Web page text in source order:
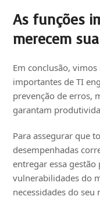
As funções
merecem
Em conclusão,
importantes de TI
prevenção de erros,
garantam
Para assegurar que
desempenhadas
entregar essa
vulnerabilidades do
necessidades do seu